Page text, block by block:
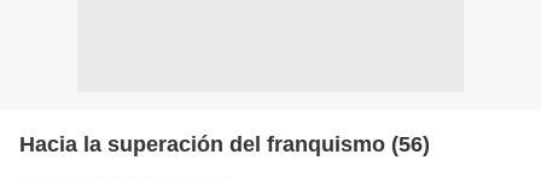
Hacia la superación del franquismo (56)